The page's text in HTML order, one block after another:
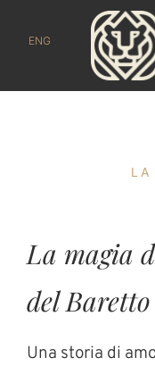
ENG
LA
La magia
del Baretto
Una storia di